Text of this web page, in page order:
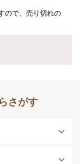
ので、売り切れの
さがす